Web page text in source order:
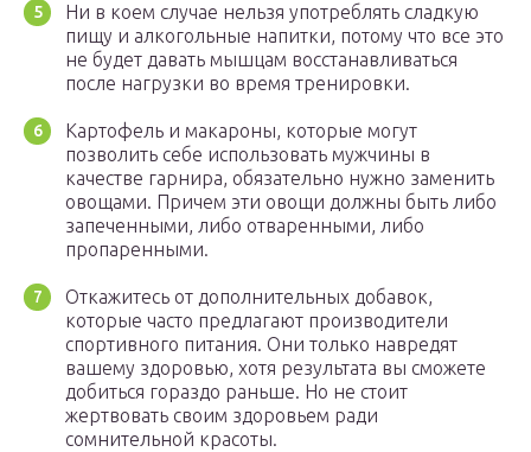
Ни в коем случае нельзя употреблять сладкую
пищу и алкогольные напитки, потому что все это
не будет давать мышцам восстанавливаться
после нагрузки во время тренировки.
Картофель и макароны, которые могут
позволить себе использовать мужчины в
качестве гарнира, обязательно нужно заменить
овощами. Причем эти овощи должны быть либо
запеченными, либо отваренными, либо
пропаренными.
Откажитесь от дополнительных добавок,
которые часто предлагают производители
спортивного питания. Они только навредят
вашему здоровью, хотя результата вы сможете
добиться гораздо раньше. Но не стоит
жертвовать своим здоровьем ради
сомнительной красоты.